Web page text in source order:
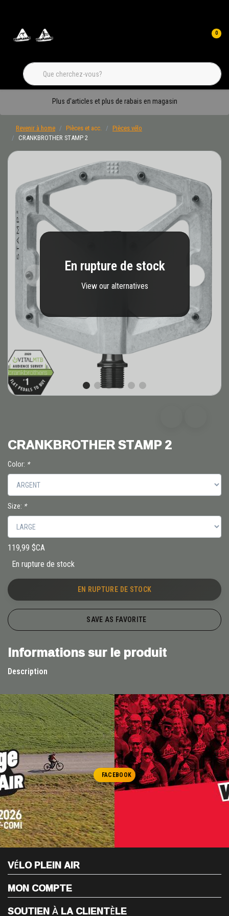
0
Plus d'articles et plus de rabais en magasin
Revenir à home Pièces et acc.
Pièces vélo
CRANKBROTHER STAMP 2
En rupture de stock
View our alternatives
CRANKBROTHER STAMP 2
Color: *
Size: *
119,99 $CA
En rupture de stock
EN RUPTURE DE STOCK
SAVE AS FAVORITE
Informations sur le produit
Description
FACEBOOK
VÉLO PLEIN AIR
MON COMPTE
SOUTIEN À LA CLIENTÈLE